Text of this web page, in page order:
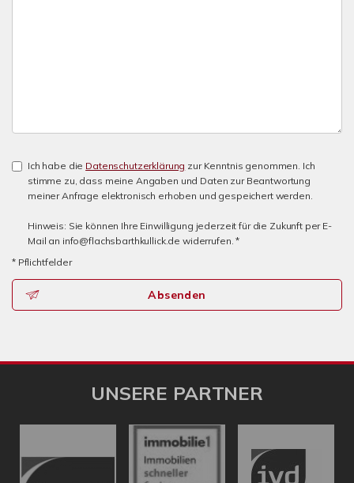
Ich habe die Datenschutzerklärung zur Kenntnis genommen. Ich
stimme zu, dass meine Angaben und Daten zur Beantwortung
meiner Anfrage elektronisch erhoben und gespeichert werden.
Hinweis: Sie können Ihre Einwilligung jederzeit für die Zukunft per E-
Mail an info@flachsbarthkullick.de widerrufen. *
* Pflichtfelder
Absenden
UNSERE PARTNER